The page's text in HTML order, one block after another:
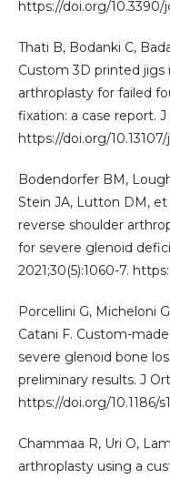
https://doi.org/10.3390/
Thati B, Bodanki C,
Custom 3D printed jigs
arthroplasty for failed
fixation: a case report.
https://doi.org/
Bodendorfer BM,
Stein JA, Lutton DM,
reverse shoulder
for severe glenoid
2021;30(5):1060-7.
Porcellini G, Micheloni
Catani F. Custom-
severe glenoid bone
preliminary results. J
https://doi.org/10.1186/
Chammaa R, Uri O,
arthroplasty using a